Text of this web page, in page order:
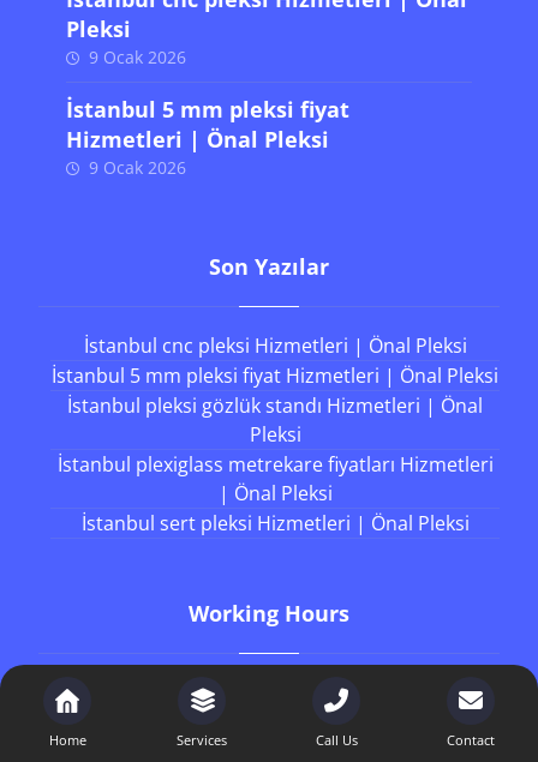
Pleksi
9 Ocak 2026
İstanbul 5 mm pleksi fiyat
Hizmetleri | Önal Pleksi
9 Ocak 2026
Son Yazılar
İstanbul cnc pleksi Hizmetleri | Önal Pleksi
İstanbul 5 mm pleksi fiyat Hizmetleri | Önal Pleksi
İstanbul pleksi gözlük standı Hizmetleri | Önal
Pleksi
İstanbul plexiglass metrekare fiyatları Hizmetleri
| Önal Pleksi
İstanbul sert pleksi Hizmetleri | Önal Pleksi
Working Hours
Our support available to help you 24 hours a day,
seven days a week.
Home Services Call Us Contact